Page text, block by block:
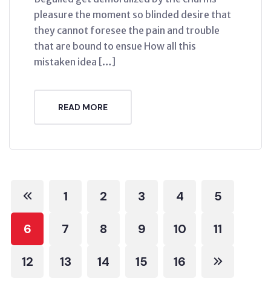
pleasure the moment so blinded desire that
they cannot foresee the pain and trouble
that are bound to ensue How all this
mistaken idea […]
READ MORE
1 2 3 4 5
6 7 8 9 10 11
12 13 14 15 16